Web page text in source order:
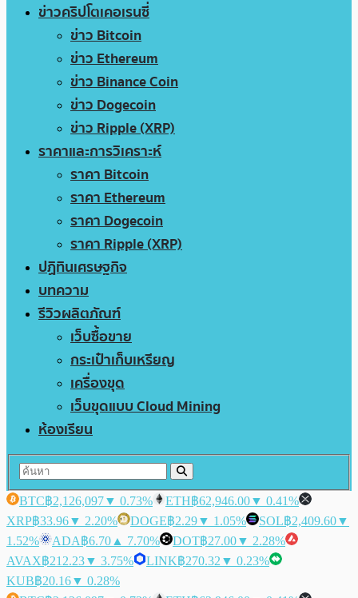
ข่าวคริปโตเคอเรนซี่
ข่าว Bitcoin
ข่าว Ethereum
ข่าว Binance Coin
ข่าว Dogecoin
ข่าว Ripple (XRP)
ราคาและการวิเคราะห์
ราคา Bitcoin
ราคา Ethereum
ราคา Dogecoin
ราคา Ripple (XRP)
ปฏิทินเศรษฐกิจ
บทความ
รีวิวผลิตภัณฑ์
เว็บซื้อขาย
กระเป๋าเก็บเหรียญ
เครื่องขุด
เว็บขุดแบบ Cloud Mining
ห้องเรียน
BTC฿2,126,097▼ 0.73% ETH฿62,946.00▼ 0.41%
XRP฿33.96▼ 2.20% DOGE฿2.29▼ 1.05% SOL฿2,409.60▼
1.52%
ADA฿6.70 ▲ 7.70% DOT฿27.00▼ 2.28%
AVAX฿212.23▼ 3.75% LINK฿270.32 ▼ 0.23%
KUB฿20.16▼ 0.28%